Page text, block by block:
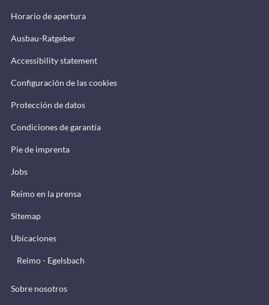
Horario de apertura
Ausbau-Ratgeber
Accessibility statement
Configuración de las cookies
Protección de datos
Condiciones de garantía
Pie de imprenta
Jobs
Reimo en la prensa
Sitemap
Ubicaciones
Reimo - Egelsbach
Sobre nosotros